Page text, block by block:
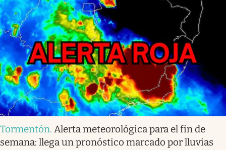
Tormentón. Alerta meteorológica para el fin de
semana: llega un pronóstico marcado por lluvias